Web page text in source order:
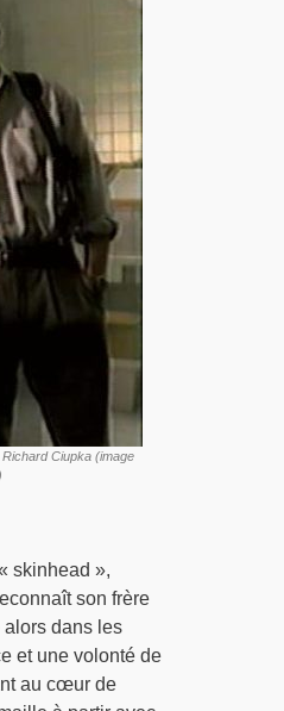
Ciupka (image
skinhead »,
son frère
alors dans les
et une volonté de
au cœur de